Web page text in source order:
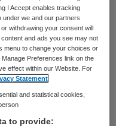
zijn”, schrijft
GGZ
Van Zanen.
waar
I Accept enables tracking
we and our partners
withdrawing your consent will
and ads you see may not
menu to change your choices or
Preferences link on the
effect within our Website. For
Statement
and statistical cookies,
to provide: